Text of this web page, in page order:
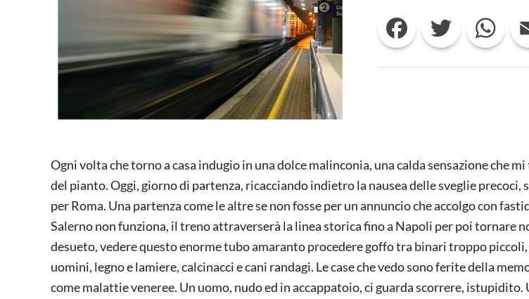
Facebook Twitter
Ogni volta che torno a casa indugio in una dolce malinconia, una calda sensazione che
del pianto. Oggi, giorno di partenza, ricacciando indietro la nausea delle sveglie
per Roma. Una partenza come le altre se non fosse per un annuncio che accolgo con
Salerno non funziona, il treno attraverserà la linea storica fino a Napoli per poi tornare
desueto, vedere questo enorme tubo amaranto procedere goffo tra binari troppo
uomini, legno e lamiere, calcinacci e cani randagi. Le case che vedo sono ferite della
come malattie veneree. Un uomo, nudo ed in accappatoio, ci guarda scorrere, istupidito.